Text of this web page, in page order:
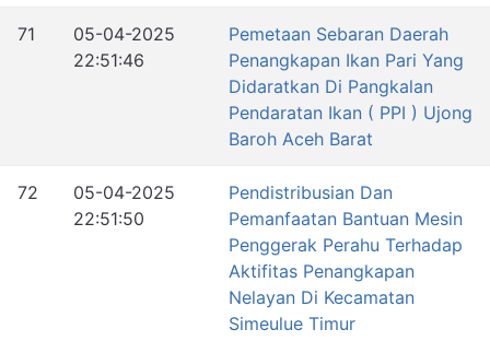
71
05-04-2025
22:51:46
Pemetaan Sebaran Daerah
Penangkapan Ikan Pari Yang
Didaratkan Di Pangkalan
Pendaratan Ikan ( PPI ) Ujong
Baroh Aceh Barat
72
05-04-2025
22:51:50
Pendistribusian Dan
Pemanfaatan Bantuan Mesin
Penggerak Perahu Terhadap
Aktifitas Penangkapan
Nelayan Di Kecamatan
Simeulue Timur